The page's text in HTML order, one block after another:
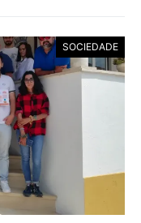
SOCIEDADE